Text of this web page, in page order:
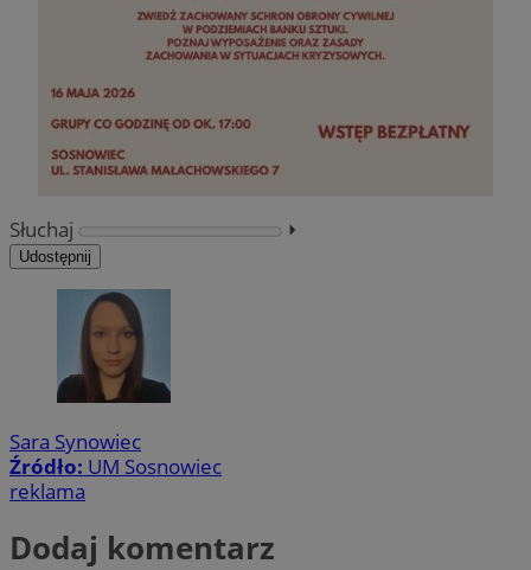
Słuchaj ⏵︎
Udostępnij
Sara Synowiec
Źródło: UM Sosnowiec
reklama
Dodaj komentarz